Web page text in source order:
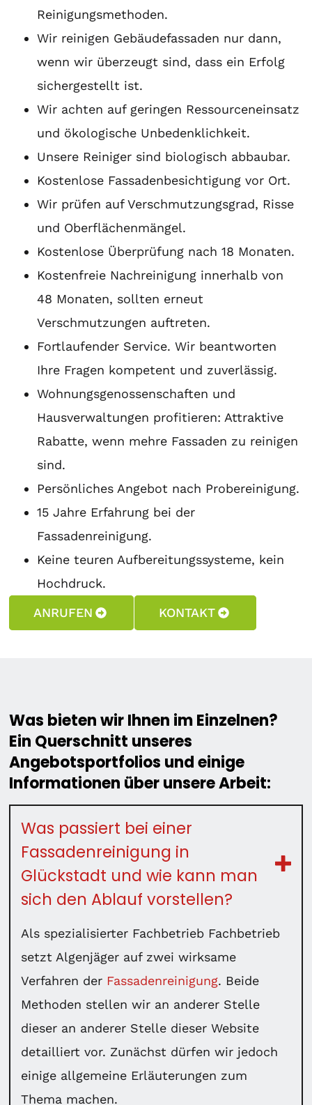
Reinigungsmethoden.
Wir reinigen Gebäudefassaden nur dann,
wenn wir überzeugt sind, dass ein Erfolg
sichergestellt ist.
Wir achten auf geringen Ressourceneinsatz
und ökologische Unbedenklichkeit.
Unsere Reiniger sind biologisch abbaubar.
Kostenlose Fassadenbesichtigung vor Ort.
Wir prüfen auf Verschmutzungsgrad, Risse
und Oberflächenmängel.
Kostenlose Überprüfung nach 18 Monaten.
Kostenfreie Nachreinigung innerhalb von
48 Monaten, sollten erneut
Verschmutzungen auftreten.
Fortlaufender Service. Wir beantworten
Ihre Fragen kompetent und zuverlässig.
Wohnungsgenossenschaften und
Hausverwaltungen profitieren: Attraktive
Rabatte, wenn mehre Fassaden zu reinigen
sind.
Persönliches Angebot nach Probereinigung.
15 Jahre Erfahrung bei der
Fassadenreinigung.
Keine teuren Aufbereitungssysteme, kein
Hochdruck.
ANRUFEN
KONTAKT
Was bieten wir Ihnen im Einzelnen?
Ein Querschnitt unseres
Angebotsportfolios und einige
Informationen über unsere Arbeit:
Was passiert bei einer
Fassadenreinigung in
Glückstadt und wie kann man
sich den Ablauf vorstellen?
Als spezialisierter Fachbetrieb Fachbetrieb
setzt Algenjäger auf zwei wirksame
Verfahren der Fassadenreinigung. Beide
Methoden stellen wir an anderer Stelle
dieser an anderer Stelle dieser Website
detailliert vor. Zunächst dürfen wir jedoch
einige allgemeine Erläuterungen zum
Thema machen.